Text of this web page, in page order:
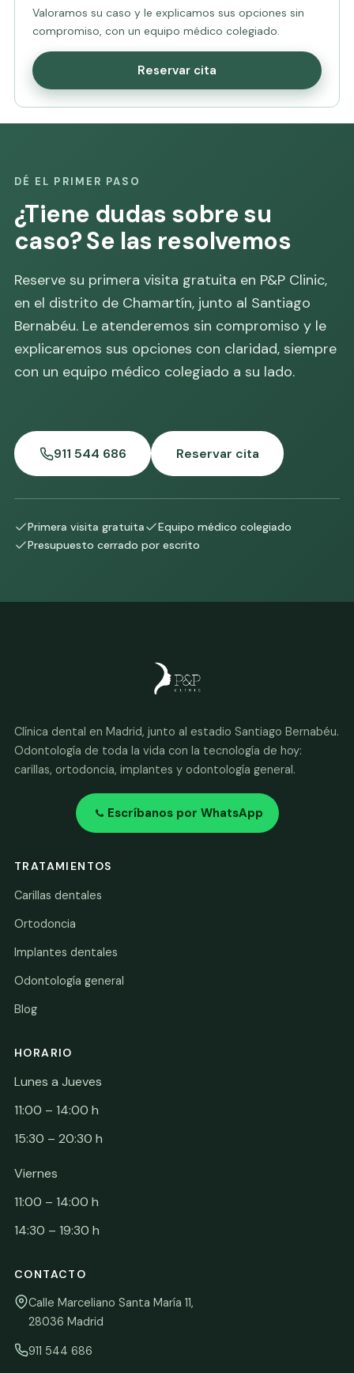
Valoramos su caso y le explicamos sus opciones sin
compromiso, con un equipo médico colegiado.
Reservar cita
DÉ EL PRIMER PASO
¿Tiene dudas sobre su
caso? Se las resolvemos
Reserve su primera visita gratuita en P&P Clinic,
en el distrito de Chamartín, junto al Santiago
Bernabéu. Le atenderemos sin compromiso y le
explicaremos sus opciones con claridad, siempre
con un equipo médico colegiado a su lado.
911 544 686 Reservar cita
Primera visita gratuita
Equipo médico colegiado
Presupuesto cerrado por escrito
Clínica dental en Madrid, junto al estadio Santiago Bernabéu.
Odontología de toda la vida con la tecnología de hoy:
carillas, ortodoncia, implantes y odontología general.
Escríbanos por WhatsApp
TRATAMIENTOS
Carillas dentales
Ortodoncia
Implantes dentales
Odontología general
Blog
HORARIO
Lunes a Jueves
11:00 – 14:00 h
15:30 – 20:30 h
Viernes
11:00 – 14:00 h
14:30 – 19:30 h
CONTACTO
Calle Marceliano Santa María 11,
28036 Madrid
911 544 686